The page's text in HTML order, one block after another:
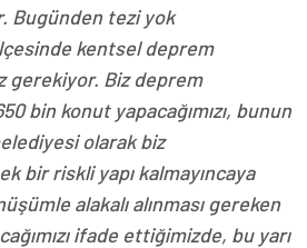
Bugünden tezi yok
kentsel deprem
gerekiyor. Biz deprem
bin konut yapacağımızı, bunun
olarak biz
bir riskli yapı kalmayıncaya
alakalı alınması gereken
ifade ettiğimizde, bu yarı